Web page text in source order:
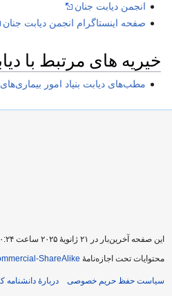
انجمن دیابت جنان
صفحه اینستاگرام انجمن دیابت جنان
خیریه های مرتبط با
مطب‌های دیابت بنیاد امور
این صفحه آخرین‌بار در ‏۲۱ ژانویهٔ ۲۰۲۵ ساعت ‏۱۰:۲۴ ویرایش شده است.
محتوایات تحت اجازه‌نامهٔ ShareAlike
سیاست حفظ حریم خصوصی دربارهٔ دانشنامه